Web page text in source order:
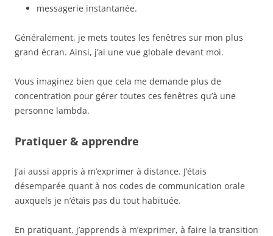
messagerie instantanée.
Généralement, je mets toutes les fenêtres sur mon plus
grand écran. Ainsi, j’ai une vue globale devant moi.
Vous imaginez bien que cela me demande plus de
concentration pour gérer toutes ces fenêtres qu’à une
personne lambda.
Pratiquer & apprendre
J’ai aussi appris à m’exprimer à distance. J’étais
désemparée quant à nos codes de communication orale
auxquels je n’étais pas du tout habituée.
En pratiquant, j’apprends à m’exprimer, à faire la transition